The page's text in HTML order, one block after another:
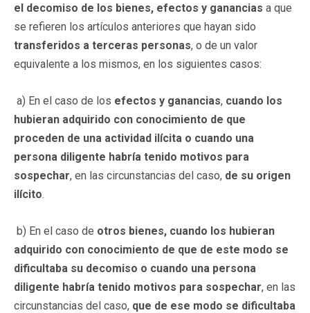
el decomiso de los bienes, efectos y ganancias a que
se refieren los artículos anteriores que hayan sido
transferidos a terceras personas, o de un valor
equivalente a los mismos, en los siguientes casos:
a) En el caso de los efectos y ganancias, cuando los
hubieran adquirido con conocimiento de que
proceden de una actividad ilícita o cuando una
persona diligente habría tenido motivos para
sospechar, en las circunstancias del caso, de su origen
ilícito.
b) En el caso de otros bienes, cuando los hubieran
adquirido con conocimiento de que de este modo se
dificultaba su decomiso o cuando una persona
diligente habría tenido motivos para sospechar, en las
circunstancias del caso, que de ese modo se dificultaba